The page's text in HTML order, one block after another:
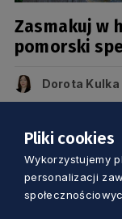
Zasmakuj w
pomorski
Dorota Kulka
Pliki cookies
Wykorzystujemy
personalizacji